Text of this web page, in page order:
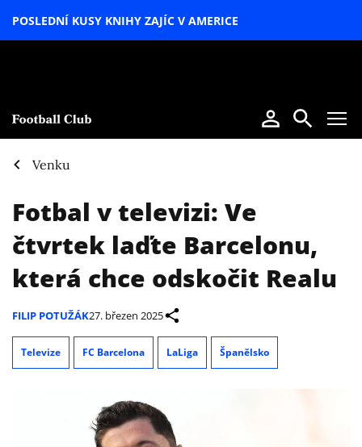
POSLEDNÍ KUSY KNIHY ZAJÍC V AMERICE
Venku
Fotbal v televizi: Ve
čtvrtek laďte Barcelonu,
která chce odskočit Realu
FILIP POTUŽÁK27. březen 2025
Televize FC Barcelona LaLiga Španělsko